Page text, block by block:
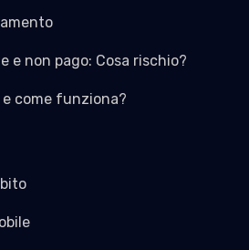
e non pago: Cosa rischio?
e come funziona?